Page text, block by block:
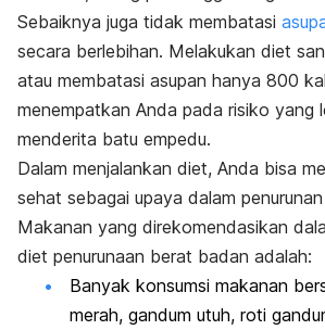
Sebaiknya juga tidak membatasi
secara berlebihan. Melakukan diet
atau membatasi asupan hanya 800
menempatkan Anda pada risiko yang
menderita batu empedu.
Dalam menjalankan diet, Anda bisa
sehat sebagai upaya dalam
Makanan yang direkomendasikan
diet penurunaan berat badan adalah:
Banyak konsumsi makanan
merah, gandum utuh, roti